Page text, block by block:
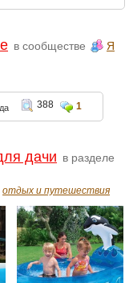
в сообществе
Я
388 1
дачи в разделе
отдых и путешествия